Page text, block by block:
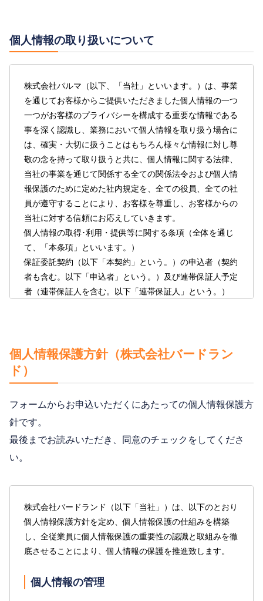
乙は、本条1項により引き渡し乃至は通知を受けた鍵お
（適用税率10％、消費税等300円含、尚、消費税率が
変更となった場合は、変更後の消費税率を適用す
る。）を再発行の手数料として甲に支払わなければな
らない。
乙は、乙が使用する物件の変更ならびに本契約の乙の
名義変更について、本契約の更新時を含め本契約が継
続する限りできないものとする。
甲乙丙は、本契約が動産物一時保管使用による一時使
用契約と認識し、借地借家法の適用が無いことを確認
する。
第2条 （固定費用支払い方法）
乙は、本契約の申込に於いて、以下の各号のいずれか
する。
I. 乙は、甲が請求（電子データによる請求も含
払われる費用（管理手数料等）等合計の金員（以
ものとする。
II. 丙の口座振替による収納代行手数料：金330円
（適用税率10％、消費税等30円含、尚、消費税率
が変更となった場合は、変更後の消費税率を適用
本契約について承認した後に、申込みの際の乙の届出情
となった場合には、本契約締結予定日の前であれば契約承
認の取消を、契約締結予定日であれば本契約の解除をでき
るものとする。
第3条（保証委託料等）
（1）乙は、丙に対し、保証委託料として「申込書兼契約
書」ⅰ記載の初回保証委託手数料、またはＷｅｂ上に
て契約の申込み時に確認できる「見積り」に表示され
た初回保証委託手数料を本契約締結時に支払うものと
する。
（2）乙は、本契約締結時より1年未満に「申込書兼契約
書」記載の月額固定費用合計、またはＷｅｂ上にてご
契約の申込みに確認できる「見積り」に表示された毎
に基づき算出された金額に変更されることを承諾す
る。また、固定費用が増額した時点で増額後の初回保
き甲が送金し、丙が受領した場合に限り、本契約は継
続されるものとする。
（3）乙は、丙に対し、第１６条所定の保証期間の間、
表示された保証委託料の金額を乙丙間で別途合意する
銀行口座からの自動引落し又はクレジットカード支払
い又は丙の指定する方法に従い、契約開始月を含めて
毎月、保証委託料として支払うものとする。
（4）乙は、固定費用が増額した場合は、増額した固定費
ことを承諾する。
個人情報の取り扱いについて
株式会社パルマ（以下、「当社」といいます。）は、事業
を通じてお客様からご提供いただきました個人情報の一つ
一つがお客様のプライバシーを構成する重要な情報である
事を深く認識し、業務において個人情報を取り扱う場合に
は、確実・大切に扱うことはもちろん様々な情報に対し尊
敬の念を持って取り扱うと共に、個人情報に関する法律、
当社の事業を通じて関係する全ての関係法令および個人情
報保護のために定めた社内規定を、全ての役員、全ての社
員が遵守することにより、お客様を尊重し、お客様からの
当社に対する信頼にお応えしていきます。
個人情報の取得･利用・提供等に関する条項（全体を通じ
て、「本条項」といいます。）
保証委託契約（以下「本契約」という。）の申込者（契約
者も含む。以下「申込者」という。）及び連帯保証人予定
者（連帯保証人を含む。以下「連帯保証人」という。）
および連帯保証人が当社が必要とする個人情報の提供を行
わない場合、保証委託契約を締結することが出来ない場合
があることを予めご了承下さい。
第1条（個人情報）
「個人情報」とは、法令に定めるもののほか、下記①ない
す。）に記載された氏名、年齢、性別、生年月日、住
所、電話番号、国籍、勤務先名称、勤務先所在地、勤
務先電話番号、勤続年数、月収、家族構成等の「属性
情報」（本契約締結後に当社が通知を受ける等して知
り得た変更情報を含む。）
細等の「契約情報」
個人情報保護方針（株式会社バードラン
ド）
フォームからお申込いただくにあたっての個人情報保護方
針です。
最後までお読みいただき、同意のチェックをしてくださ
い。
株式会社バードランド（以下「当社」）は、以下のとおり
個人情報保護方針を定め、個人情報保護の仕組みを構築
し、全従業員に個人情報保護の重要性の認識と取組みを徹
底させることにより、個人情報の保護を推進致します。
個人情報の管理